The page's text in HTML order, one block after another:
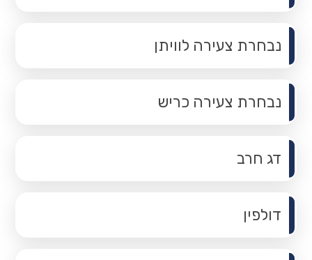
נבחרת צעירה לוויתן
נבחרת צעירה כריש
דג חרב
דולפין